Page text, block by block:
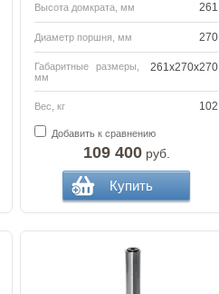
Высота домкрата, мм 261
Диаметр поршня, мм 270
Габаритные размеры,
мм
261x270x270
Вес, кг 102
Добавить к сравнению
109 400руб.
Купить